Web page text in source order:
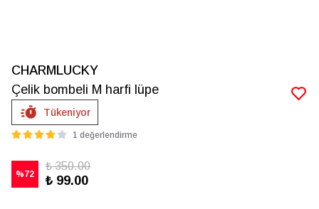
CHARMLUCKY
Çelik bombeli M harfi lüpe
Tükeniyor
1 değerlendirme
%72
₺ 350.00
₺ 99.00